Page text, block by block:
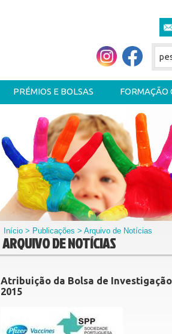
PRÉMIOS E BOLSAS FORMAÇÃO
Início > Publicações > Arquivo de Notícias
ARQUIVO DE NOTÍCIAS
Atribuição da Bolsa de
2015